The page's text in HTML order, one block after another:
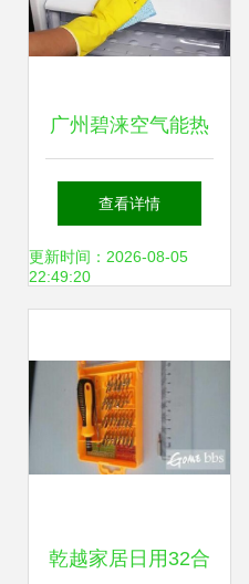
广州碧涞空气能热
水器维修服务点电
话 全市统一24h客
查看详情
更新时间：2026-08-05
22:49:20
乾越家居日用32合